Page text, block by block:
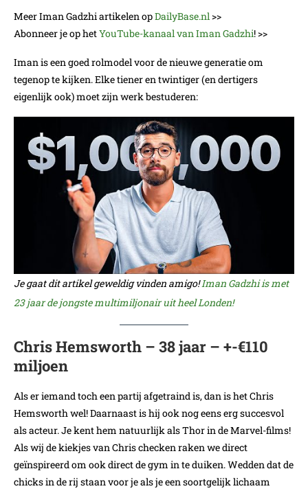
Meer Iman Gadzhi artikelen opDailyBase.nl >>
Abonneer je op hetYouTube-kanaal van Iman Gadzhi! >>
Iman is een goed rolmodel voor de nieuwe generatie om
tegenop te kijken. Elke tiener en twintiger (en dertigers
eigenlijk ook) moet zijn werk bestuderen:
Je gaat dit artikel geweldig vinden amigo!Iman Gadzhi is met
23 jaar de jongste multimiljonair uit heel Londen!
Chris Hemsworth – 38 jaar – +-€110
miljoen
Als er iemand toch een partij afgetraind is, dan is het Chris
Hemsworth wel! Daarnaast is hij ook nog eens erg succesvol
als acteur. Je kent hem natuurlijk als Thor in de Marvel-films!
Als wij de kiekjes van Chris checken raken we direct
geïnspireerd om ook direct de gym in te duiken. Wedden dat de
chicks in de rij staan voor je als je een soortgelijk lichaam